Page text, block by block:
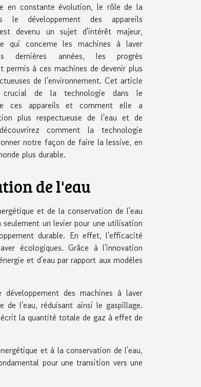
en constante évolution, le rôle de la
le développement des appareils
devenu un sujet d'intérêt majeur,
qui concerne les machines à laver
dernières années, les progrès
permis à ces machines de devenir plus
de l'environnement. Cet article
de la technologie dans le
ces appareils et comment elle a
plus respectueuse de l'eau et de
comment la technologie
notre façon de faire la lessive, en
plus durable.
de l'eau
et de la conservation de l'eau
un levier pour une utilisation
durable. En effet, l'efficacité
écologiques. Grâce à l'innovation
et d'eau par rapport aux modèles
des machines à laver
de l'eau, réduisant ainsi le gaspillage.
la quantité totale de gaz à effet de
et à la conservation de l'eau,
pour une transition vers une